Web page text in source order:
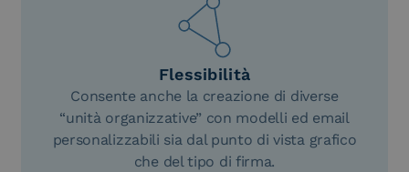
Flessibilità
Consente anche la creazione di diverse
“unità organizzative” con modelli ed email
personalizzabili sia dal punto di vista grafico
che del tipo di firma.